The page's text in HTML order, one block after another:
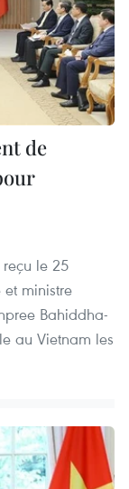
de
le 25
ministre
Bahiddha-
au Vietnam les